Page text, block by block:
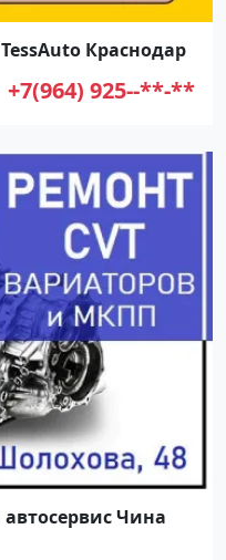
Краснодар
+7(964) 925--**-**
Чина